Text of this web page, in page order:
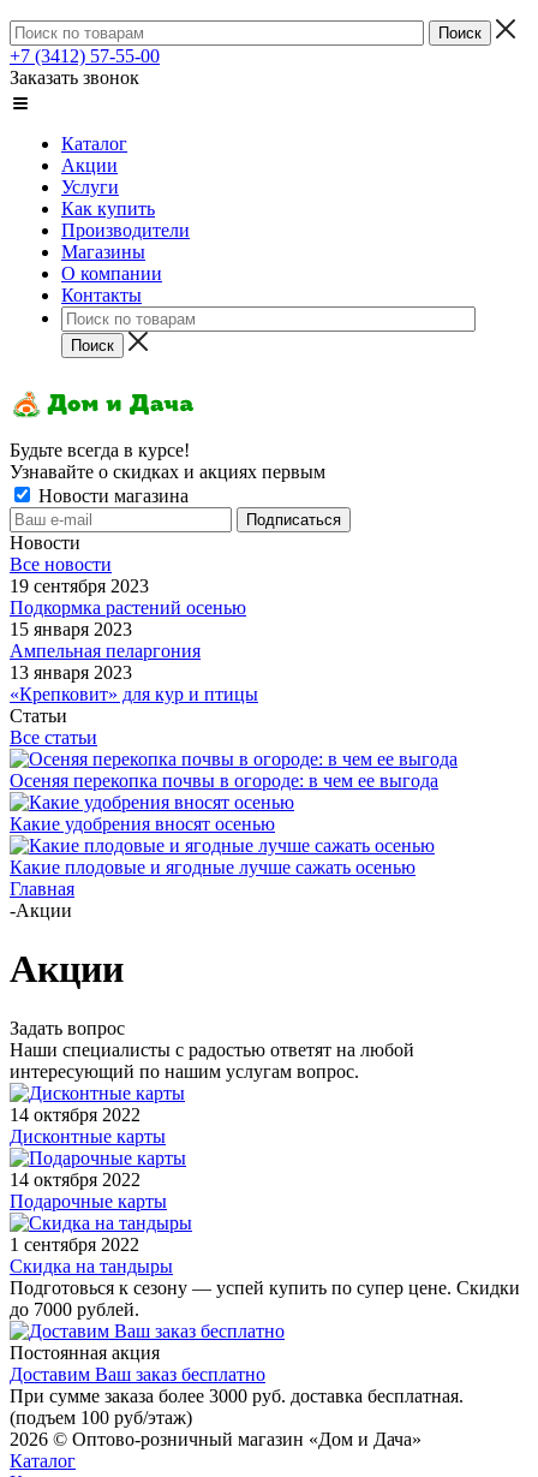
+7 (3412) 57-55-00
Заказать звонок
Каталог
Акции
Услуги
Как купить
Производители
Магазины
О компании
Контакты
Будьте всегда в курсе!
Узнавайте о скидках и акциях первым
Новости магазина
Новости
Все новости
19 сентября 2023
Подкормка растений осенью
15 января 2023
Ампельная пеларгония
13 января 2023
«Крепковит» для кур и птицы
Статьи
Все статьи
Осеняя перекопка почвы в огороде: в чем ее выгода
Какие удобрения вносят осенью
Какие плодовые и ягодные лучше сажать осенью
Главная
-Акции
Акции
Задать вопрос
Наши специалисты с радостью ответят на любой
интересующий по нашим услугам вопрос.
14 октября 2022
Дисконтные карты
14 октября 2022
Подарочные карты
1 сентября 2022
Скидка на тандыры
Подготовься к сезону — успей купить по супер цене. Скидки
до 7000 рублей.
Постоянная акция
Доставим Ваш заказ бесплатно
При сумме заказа более 3000 руб. доставка бесплатная.
(подъем 100 руб/этаж)
2026 © Оптово-розничный магазин «Дом и Дача»
Каталог